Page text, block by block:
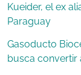
Kueider, el ex
Paraguay
Gasoducto
busca convertir